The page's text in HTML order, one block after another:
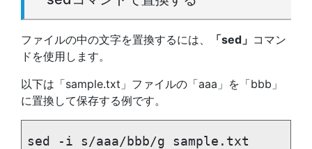
ファイルの中の文字を置換するには、 「sed」 コマン
ドを使用します。
以下は「sample.txt」ファイルの「aaa」を「bbb」
に置換して保存する例です。
sed -i s/aaa/bbb/g sample.txt